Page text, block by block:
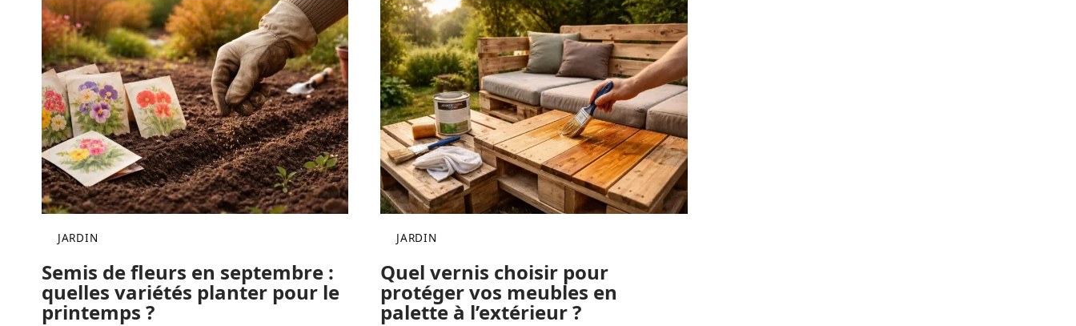
JARDIN
Semis de fleurs en septembre :
quelles variétés planter pour le
printemps ?
JARDIN
Quel vernis choisir pour
protéger vos meubles en
palette à l’extérieur ?